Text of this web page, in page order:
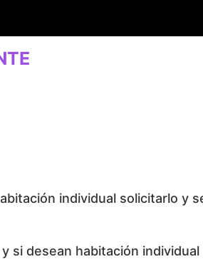
individual solicitarlo y
si desean habitación